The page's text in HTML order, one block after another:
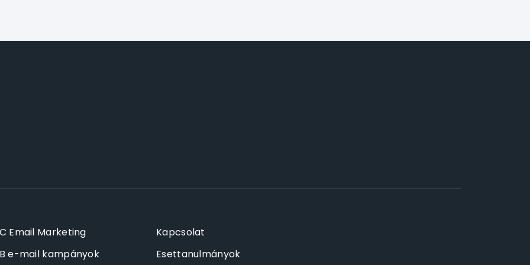
Email Marketing
e-mail kampányok
Kapcsolat
Esettanulmányok